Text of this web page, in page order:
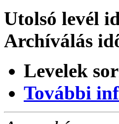
Utolsó levél
Archíválás
Levelek
További